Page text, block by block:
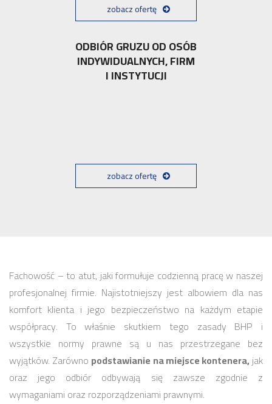
zobacz ofertę
ODBIÓR GRUZU OD OSÓB
INDYWIDUALNYCH, FIRM
I INSTYTUCJI
zobacz ofertę
Fachowość – to atut, jaki formułuje codzienną pracę w naszej
profesjonalnej firmie. Najistotniejszy jest albowiem dla nas
komfort klienta i jego bezpieczeństwo na każdym etapie
współpracy. To właśnie skutkiem tego zasady BHP i
wszystkie normy prawne są u nas przestrzegane bez
wyjątków. Zarówno podstawianie na miejsce kontenera,jak
oraz jego odbiór odbywają się zawsze zgodnie z
wymaganiami oraz rozporządzeniami prawnymi.